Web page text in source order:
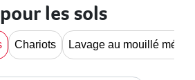
les sols
Chariots Lavage au mouillé